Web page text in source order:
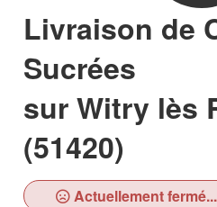
Livraison de
Sucrées
sur Witry lès
(51420)
Actuellement fermé...